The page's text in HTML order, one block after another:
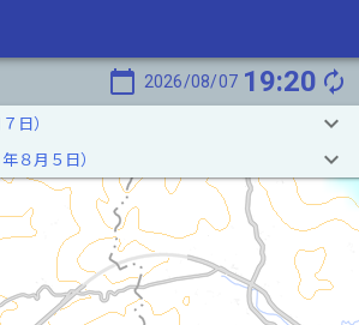
calendar_today 2026/08/07 19:20 autorenew
日） keyboard_arrow_down
８月５日） keyboard_arrow_down